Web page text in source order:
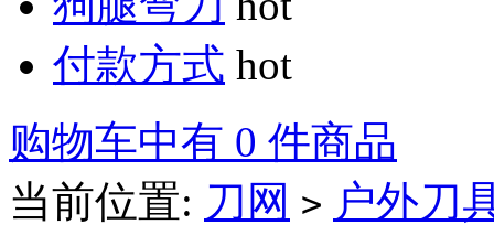
付款方式 hot
购物车中有 0 件商品
当前位置: 刀网 > 户外刀